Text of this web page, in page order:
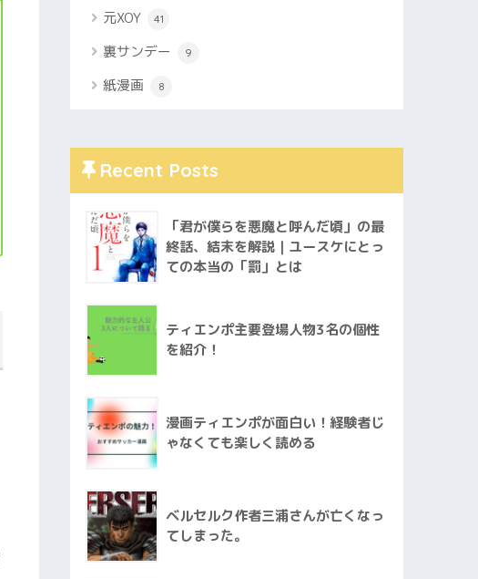
元XOY 41
裏サンデー 9
紙漫画 8
Recent Posts
「君が僕らを悪魔と呼んだ頃」の最
終話、結末を解説｜ユースケにとっ
ての本当の「罰」とは
ティエンポ主要登場人物3名の個性
を紹介！
漫画ティエンポが面白い！経験者じ
ゃなくても楽しく読める
ベルセルク作者三浦さんが亡くなっ
てしまった。